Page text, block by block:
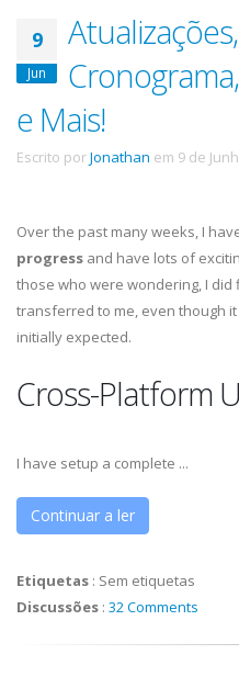
9
Jun
e Mais!
Escrito porJonathan em 9 de
Over the past many weeks, I
progress and have lots of
those who were wondering, I
transferred to me, even though
initially expected.
Cross-Platform
I have setup a complete ...
Continuar a ler
Etiquetas : Sem etiquetas
Discussões : 32 Comments